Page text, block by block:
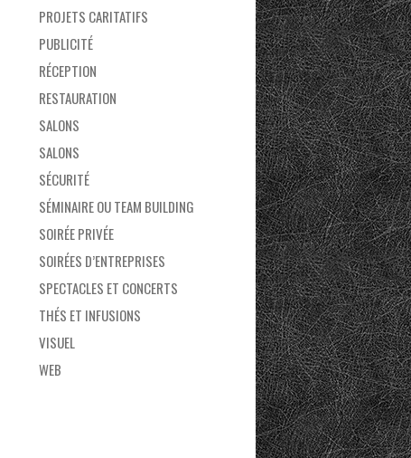
PROJETS CARITATIFS
PUBLICITÉ
RÉCEPTION
RESTAURATION
SALONS
SALONS
SÉCURITÉ
SÉMINAIRE OU TEAM BUILDING
SOIRÉE PRIVÉE
SOIRÉES D’ENTREPRISES
SPECTACLES ET CONCERTS
THÉS ET INFUSIONS
VISUEL
WEB